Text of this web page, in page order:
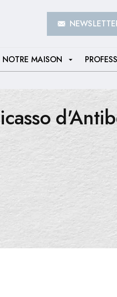
NOTRE MAISON arrow_drop_down